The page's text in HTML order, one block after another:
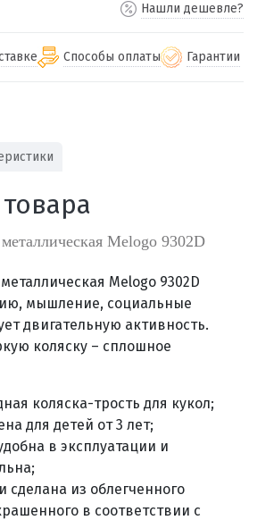
Нашли дешевле?
России
любой другой
Способы оплаты
и близлежащих
получении (для
и близлежащих
для юридических лиц
Гарантии
Melogo 9302D
Melogo 9302D
мышление, социальные
двигательную активность.
коляску – сплошное
коляска-трость для кукол;
для детей от 3 лет;
в эксплуатации и
сделана из облегченного
в соответствии с